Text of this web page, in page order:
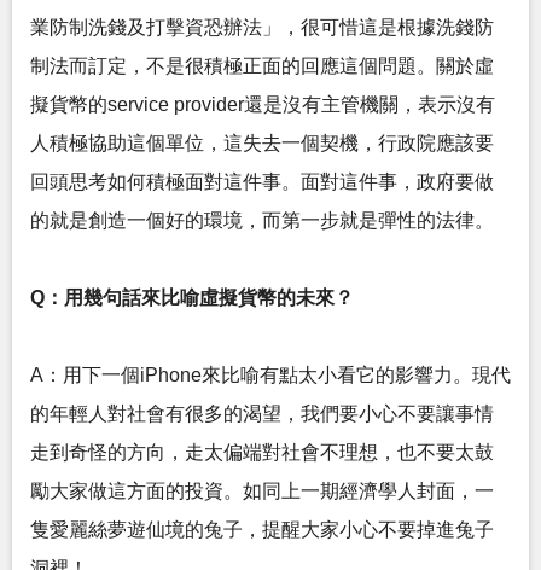
業防制洗錢及打擊資恐辦法」，很可惜這是根據洗錢防
制法而訂定，不是很積極正面的回應這個問題。關於虛
擬貨幣的service provider還是沒有主管機關，表示沒有
人積極協助這個單位，這失去一個契機，行政院應該要
回頭思考如何積極面對這件事。面對這件事，政府要做
的就是創造一個好的環境，而第一步就是彈性的法律。
Q：用幾句話來比喻虛擬貨幣的未來？
A：用下一個iPhone來比喻有點太小看它的影響力。現代
的年輕人對社會有很多的渴望，我們要小心不要讓事情
走到奇怪的方向，走太偏端對社會不理想，也不要太鼓
勵大家做這方面的投資。如同上一期經濟學人封面，一
隻愛麗絲夢遊仙境的兔子，提醒大家小心不要掉進兔子